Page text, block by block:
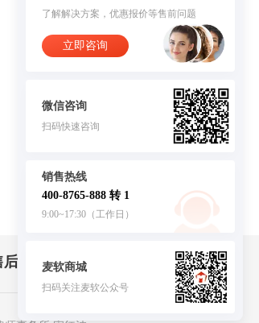
了解解决方案，优惠报价等售前问题
立即咨询
微信咨询
扫码快速咨询
销售热线
400-8765-888 转 1
9:00~17:30（工作日）
麦软商城
扫码关注麦软公众号
客服
后无忧·服务保障